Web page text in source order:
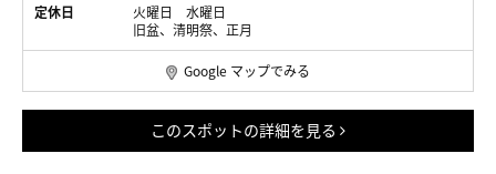
定休日
火曜日 水曜日
旧盆、清明祭、正月
Google マップでみる
このスポットの詳細を見る